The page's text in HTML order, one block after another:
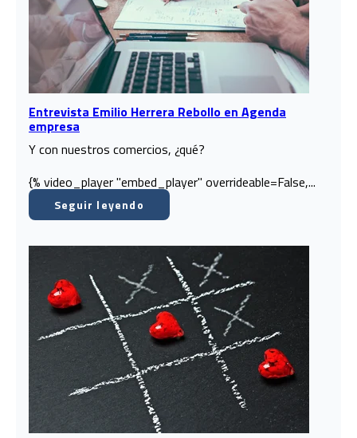
Entrevista Emilio Herrera Rebollo en Agenda
empresa
Y con nuestros comercios, ¿qué?
{% video_player "embed_player" overrideable=False,...
Seguir leyendo